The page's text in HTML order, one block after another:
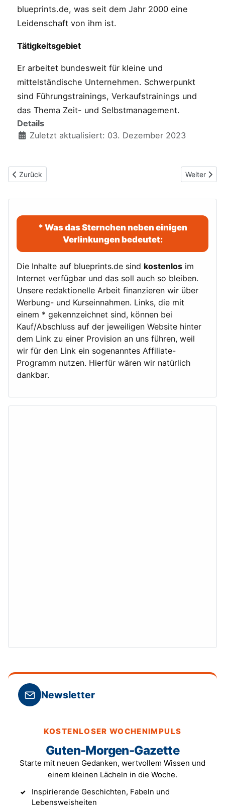
blueprints.de, was seit dem Jahr 2000 eine
Leidenschaft von ihm ist.
Tätigkeitsgebiet
Er arbeitet bundesweit für kleine und
mittelständische Unternehmen. Schwerpunkt
sind Führungstrainings, Verkaufstrainings und
das Thema Zeit- und Selbstmanagement.
Details
Zuletzt aktualisiert: 03. Dezember 2023
Vorheriger Beitrag: Welchem griechischen Gott verdanken wir
Zurück Nächster
Weiter
* Was das Sternchen neben einigen
Verlinkungen bedeutet:
Die Inhalte auf blueprints.de sind kostenlos im
Internet verfügbar und das soll auch so bleiben.
Unsere redaktionelle Arbeit finanzieren wir über
Werbung- und Kurseinnahmen. Links, die mit
einem * gekennzeichnet sind, können bei
Kauf/Abschluss auf der jeweiligen Website hinter
dem Link zu einer Provision an uns führen, weil
wir für den Link ein sogenanntes Affiliate-
Programm nutzen. Hierfür wären wir natürlich
dankbar.
Newsletter
KOSTENLOSER WOCHENIMPULS
Guten-Morgen-Gazette
Starte mit neuen Gedanken, wertvollem Wissen und
einem kleinen Lächeln in die Woche.
Inspirierende Geschichten, Fabeln und
Lebensweisheiten